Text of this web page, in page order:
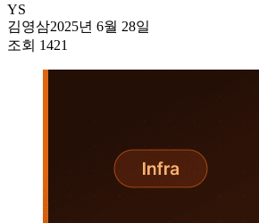
YS
김영삼2025년 6월 28일
조회 1421